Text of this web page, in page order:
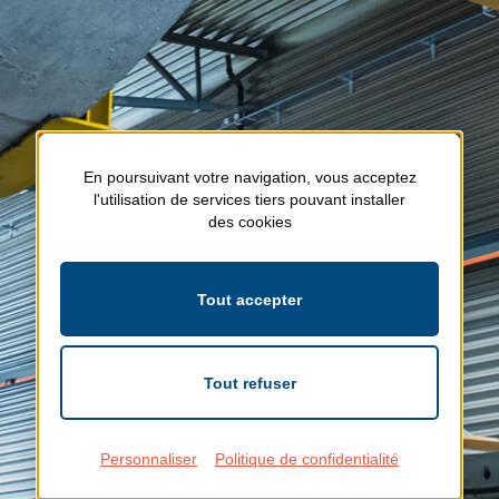
En poursuivant votre navigation, vous acceptez
l'utilisation de services tiers pouvant installer
des cookies
Tout accepter
Tout refuser
Personnaliser Politique de confidentialité